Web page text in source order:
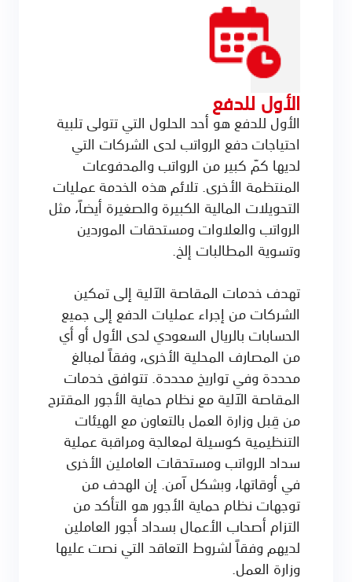
الأول للدفع
الأول للدفع هو أحد الحلول التي تتولى تلبية
احتياجات دفع الرواتب لدى الشركات التي
لديها كمّ كبير من الرواتب والمدفوعات
المنتظمة الأخرى. تلائم هذه الخدمة عمليات
التحويلات المالية الكبيرة والصغيرة أيضاً، مثل
الرواتب والعلاوات ومستحقات الموردين
وتسوية المطالبات إلخ.
تهدف خدمات المقاصة الآلية إلى تمكين
الشركات من إجراء عمليات الدفع إلى جميع
الحسابات بالريال السعودي لدى الأول أو أي
من المصارف المحلية الأخرى، وفقاً لمبالغ
محددة وفي تواريخ محددة. تتوافق خدمات
المقاصة الآلية مع نظام حماية الأجور المقترح
من قِبل وزارة العمل بالتعاون مع الهيئات
التنظيمية كوسيلة لمعالجة ومراقبة عملية
سداد الرواتب ومستحقات العاملين الأخرى
في أوقاتها، وبشكل آمن. إن الهدف من
توجهات نظام حماية الأجور هو التأكد من
التزام أصحاب الأعمال بسداد أجور العاملين
لديهم وفقاً لشروط التعاقد التي نصت عليها
وزارة العمل.